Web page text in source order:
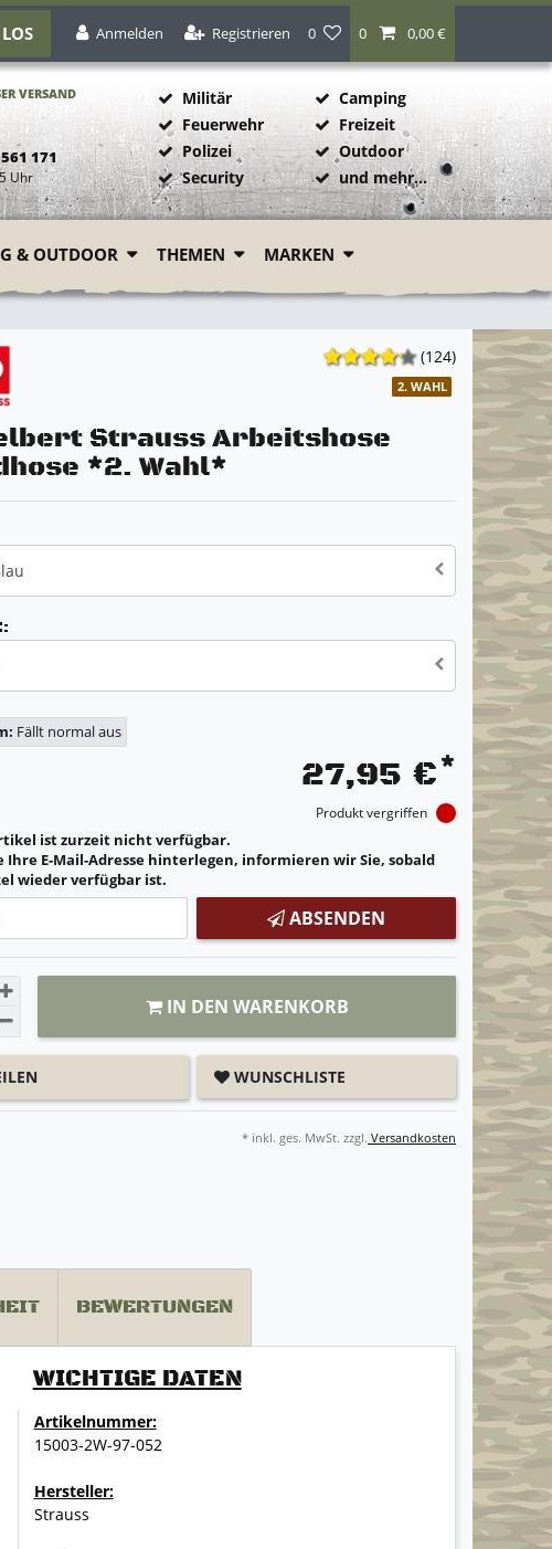
LOS Anmelden Registrieren 0 0 0,00 €
VERSAND
171
Uhr
Militär
Feuerwehr
Polizei
Security
Camping
Freizeit
Outdoor
und mehr...
& OUTDOOR THEMEN MARKEN
(124)
2. WAHL
Strauss Arbeitshose
*2. Wahl*
Fällt normal aus
27,95 €*
Produkt vergriffen
ist zurzeit nicht verfügbar.
Ihre E-Mail-Adresse hinterlegen, informieren wir Sie, sobald
wieder verfügbar ist.
ABSENDEN
IN DEN WARENKORB
WUNSCHLISTE
* inkl. ges. MwSt. zzgl. Versandkosten
BEWERTUNGEN
WICHTIGE DATEN
Artikelnummer:
15003-2W-97-052
Hersteller:
Strauss